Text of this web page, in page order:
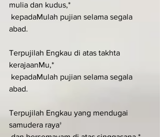
mulia dan kudus,*
abad.
Terpujilah Engkau di atas takhta
kerajaanMu,*
abad.
Terpujilah Engkau yang mendugai
samudera raya†